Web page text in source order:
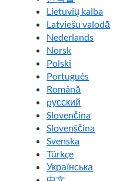
Lietuvių kalba
Latviešu valodā
Nederlands
Norsk
Polski
Português
Română
pусский
Slovenčina
Slovenščina
Svenska
Türkçe
Українська